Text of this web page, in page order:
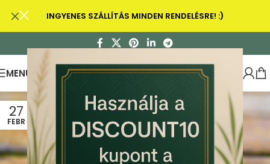
INGYENES SZÁLLÍTÁS MINDEN RENDELÉSRE! :)
MENU
27
FEBR